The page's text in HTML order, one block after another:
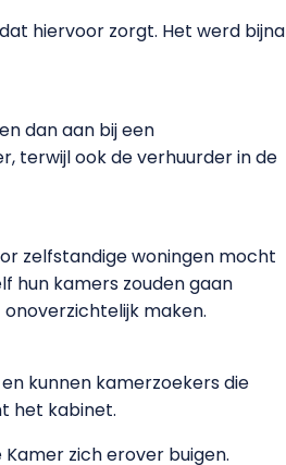
hiervoor zorgt. Het werd bijna
dan aan bij een
terwijl ook de verhuurder in de
zelfstandige woningen mocht
hun kamers zouden gaan
maken.
kunnen kamerzoekers die
het kabinet.
zich erover buigen.